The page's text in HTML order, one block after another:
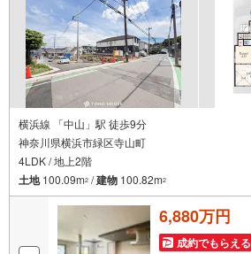
横浜線 「中山」駅 徒歩9分
神奈川県横浜市緑区寺山町
4LDK / 地上2階
土地100.09m2 /建物 100.82m2
6,880万円
成約でもらえる